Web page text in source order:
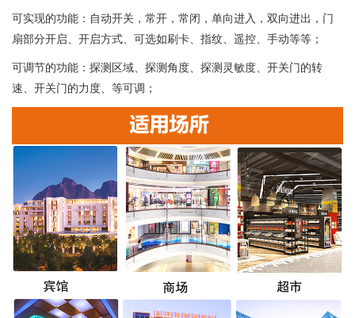
可实现的功能：自动开关，常开，常闭，单向进入，双向进出，门
扇部分开启、开启方式、可选如刷卡、指纹、遥控、手动等等；
可调节的功能：探测区域、探测角度、探测灵敏度、开关门的转
速、开关门的力度、等可调；